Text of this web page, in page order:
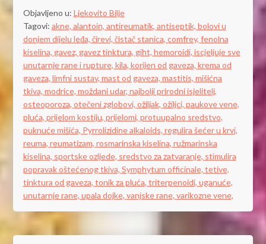
Objavljeno u: Ljekovito Bilje
Tagovi: akne, alantoin, antireumatik, antiseptik, bolovi u
donjem dijelu leđa, čirevi, čistač stanica, comfrey, fenolna
kiselina, gavez, gavez tinktura, giht, hemoroidi, iscjeljuje sve
unutarnje rane i rupture, kila, korijen od gaveza, krema od
gaveza, limfni sustav, mast od gaveza, mastitis, mišićna
tkiva, modrice, moždani udar, najbolji prirodni isjelitelj,
osteoporoza, otečeni zglobovi, ožiljak, ožiljci, paukove vene,
pluća, prijelom kostiju, prijelomi, protuupalno sredstvo,
puknuće mišića, Pyrrolizidine alkaloids, regulira šećer u krvi,
reuma, reumatizam, rosmarinska kiselina, ružmarinska
kiselina, sportske ozljede, sredstvo za zatvaranje, stimulira
popravak oštećenog tkiva, Symphytum officinale, tetive,
tinktura od gaveza, tonik za pluća, triterpenoidi, uganuće,
unutarnje rane, upala dojke, vanjske rane, varikozne vene,